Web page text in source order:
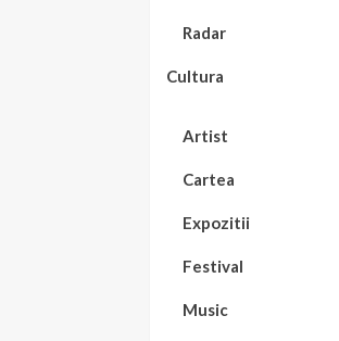
Radar
Cultura
Artist
Cartea
Expozitii
Festival
Music